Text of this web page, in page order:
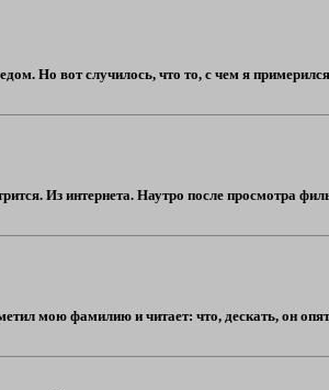
Но вот случилось, что то, с чем я
Из интернета. Наутро после просмотра
мою фамилию и читает: что, дескать, он